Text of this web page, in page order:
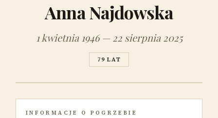
Anna Najdowska
1 kwietnia 1946 — 22 sierpnia 2025
79 LAT
INFORMACJE O POGRZEBIE